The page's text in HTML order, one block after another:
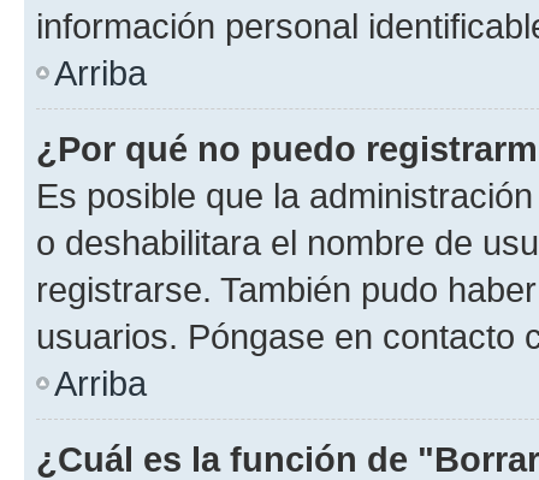
información personal
Arriba
¿Por qué no puedo
Es posible que la
o deshabilitara el nombre de
registrarse. También pudo
usuarios. Póngase en contacto
Arriba
¿Cuál es la función de